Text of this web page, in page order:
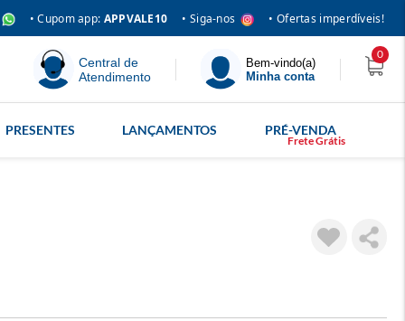
• Cupom app: APPVALE10 • Siga-nos • Ofertas imperdíveis!
Central de
Atendimento
Bem-vindo(a)
Minha conta
0
PRESENTES LANÇAMENTOS PRÉ-VENDA